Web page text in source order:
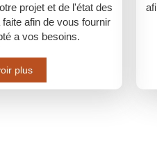
projet et de l'état des
afin de vous fournir
a vos besoins.
plus